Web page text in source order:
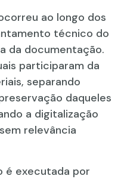
ao longo dos
técnico do
da documentação.
participaram da
separando
daqueles
a digitalização
relevância
é executada por